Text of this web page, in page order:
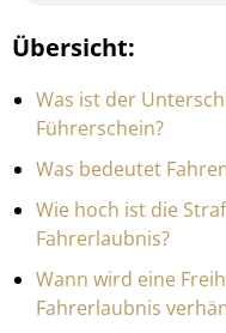
Übersicht:
Was ist der
Führerschein?
Was bedeutet
Wie hoch ist die
Fahrerlaubnis?
Wann wird eine
Fahrerlaubnis